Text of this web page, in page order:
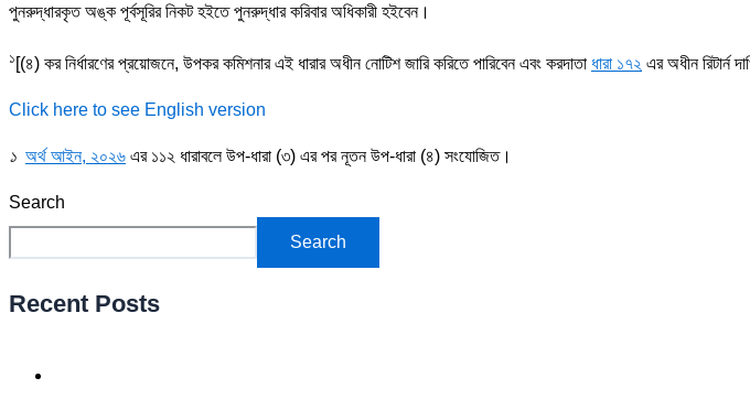
পুনরুদ্ধারকৃত অঙ্ক পূর্বসূরির নিকট হইতে পুনরুদ্ধার করিবার অধিকারী হইবেন।
১ [(৪) কর নির্ধারণের প্রয়োজনে, উপকর কমিশনার এই ধারার অধীন নোটিশ জারি করিতে পারিবেন এবং করদাতা ধারা ১৭২ এর অধীন রিটার্ন
Click here to see English version
১ অর্থ আইন, ২০২৬ এর ১১২ ধারাবলেউপ-ধারা (৩) এর পর নূতন উপ-ধারা (৪) সংযোজিত।
Search
Search
Recent Posts